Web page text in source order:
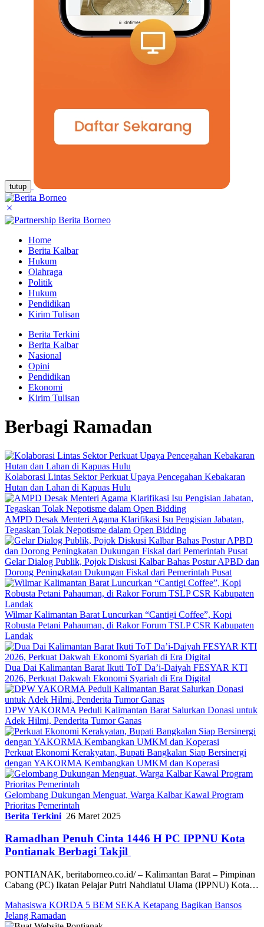
tutup
Home
Berita Kalbar
Hukum
Olahraga
Politik
Hukum
Pendidikan
Kirim Tulisan
Berita Terkini
Berita Kalbar
Nasional
Opini
Pendidikan
Ekonomi
Kirim Tulisan
Berbagi Ramadan
Kolaborasi Lintas Sektor Perkuat Upaya Pencegahan Kebakaran
Hutan dan Lahan di Kapuas Hulu
AMPD Desak Menteri Agama Klarifikasi Isu Pengisian Jabatan,
Tegaskan Tolak Nepotisme dalam Open Bidding
Gelar Dialog Publik, Pojok Diskusi Kalbar Bahas Postur APBD dan
Dorong Peningkatan Dukungan Fiskal dari Pemerintah Pusat
Wilmar Kalimantan Barat Luncurkan “Cantigi Coffee”, Kopi
Robusta Petani Pahauman, di Rakor Forum TSLP CSR Kabupaten
Landak
Dua Dai Kalimantan Barat Ikuti ToT Da’i-Daiyah FESYAR KTI
2026, Perkuat Dakwah Ekonomi Syariah di Era Digital
DPW YAKORMA Peduli Kalimantan Barat Salurkan Donasi untuk
Adek Hilmi, Penderita Tumor Ganas
Perkuat Ekonomi Kerakyatan, Bupati Bangkalan Siap Bersinergi
dengan YAKORMA Kembangkan UMKM dan Koperasi
Gelombang Dukungan Menguat, Warga Kalbar Kawal Program
Prioritas Pemerintah
Berita Terkini 26 Maret 2025
Ramadhan Penuh Cinta 1446 H PC IPPNU Kota
Pontianak Berbagi Takjil
PONTIANAK, beritaborneo.co.id/ – Kalimantan Barat – Pimpinan
Cabang (PC) Ikatan Pelajar Putri Nahdlatul Ulama (IPPNU) Kota…
Mahasiswa KORDA 5 BEM SEKA Ketapang Bagikan Bansos
Jelang Ramadan